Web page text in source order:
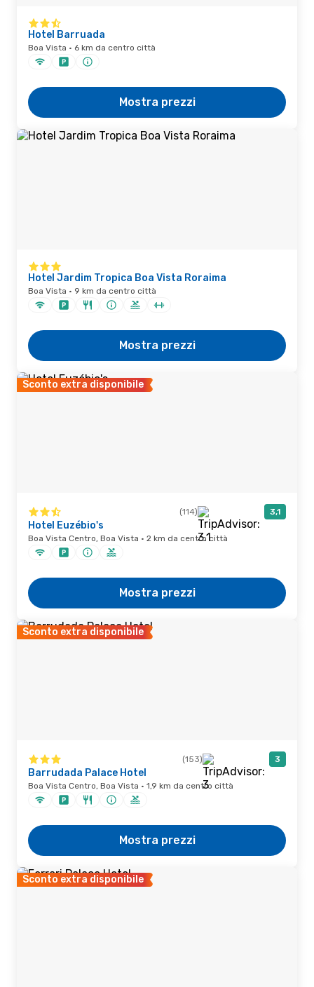
Hotel Barruada
Boa Vista · 6 km da centro città
Mostra prezzi
Hotel Jardim Tropica Boa Vista Roraima
Boa Vista · 9 km da centro città
Mostra prezzi
Sconto extra disponibile
(114) 3,1
Hotel Euzébio's
Boa Vista Centro, Boa Vista · 2 km da centro città
Mostra prezzi
Sconto extra disponibile
(153) 3
Barrudada Palace Hotel
Boa Vista Centro, Boa Vista · 1,9 km da centro città
Mostra prezzi
Sconto extra disponibile